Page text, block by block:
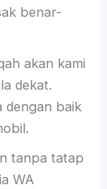
benar-
akan kami
dekat.
dengan baik
tanpa tatap
WA